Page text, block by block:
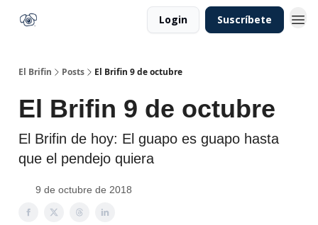
Login Suscríbete
El Brifin Posts El Brifin 9 de octubre
El Brifin 9 de octubre
El Brifin de hoy: El guapo es guapo hasta
que el pendejo quiera
9 de octubre de 2018